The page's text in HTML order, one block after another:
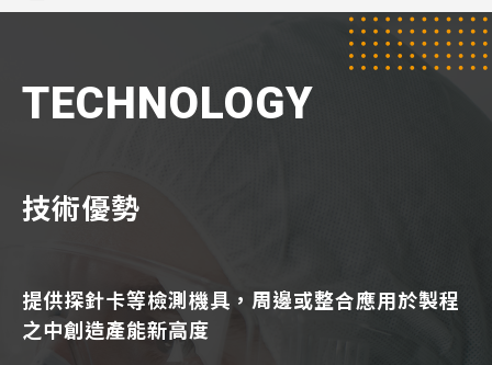
TECHNOLOGY
技術優勢
提供探針卡等檢測機具，周邊或整合應用於製程
之中創造產能新高度